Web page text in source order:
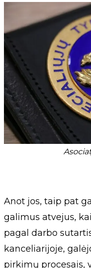
Anot jos, taip pat
galimus atvejus,
pagal darbo
kanceliarijoje,
pirkimų procesais,